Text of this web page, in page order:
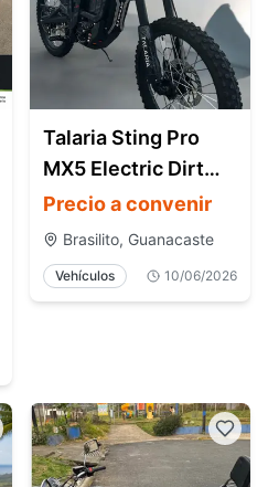
Talaria Sting Pro
MX5 Electric Dirt
Bike (Off-Road)
Precio a convenir
Brasilito, Guanacaste
Vehículos 10/06/2026